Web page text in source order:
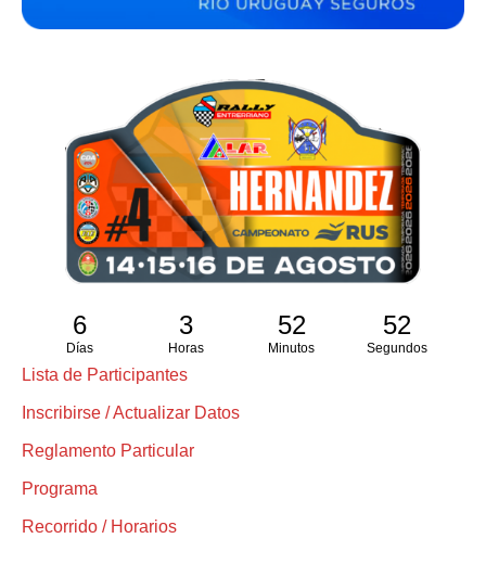
6
Días
3
Horas
52
Minutos
51
Segundos
Lista de Participantes
Inscribirse / Actualizar Datos
Reglamento Particular
Programa
Recorrido / Horarios